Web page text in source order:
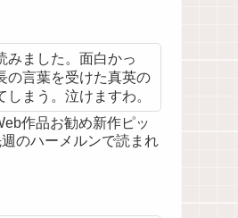
みました。面白かっ
の言葉を受けた真英の
まう。泣けますわ。
作品お勧め新作ピッ
のハーメルンで読まれ